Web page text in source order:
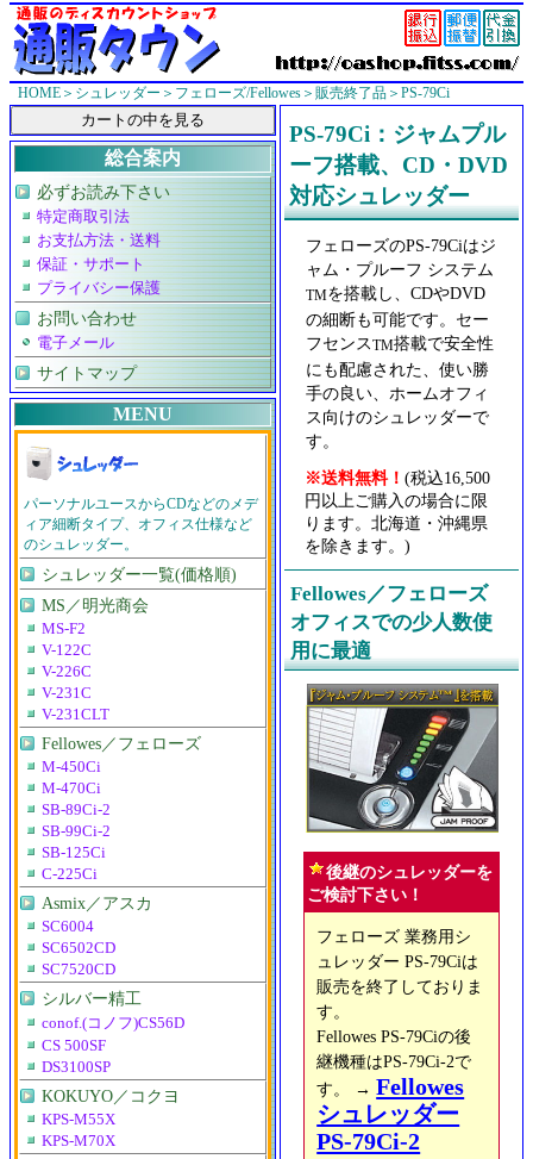
PS-79Ci：ジャムプル
ーフ搭載、CD・DVD
対応シュレッダー
フェローズのPS-79Ciはジ
ャム・プルーフ システム
TMを搭載し、CDやDVD
の細断も可能です。セー
フセンスTM搭載で安全性
にも配慮された、使い勝
手の良い、ホームオフィ
ス向けのシュレッダーで
す。
※送料無料！ (税込16,500
円以上ご購入の場合に限
ります。北海道・沖縄県
を除きます。)
Fellowes／フェローズ
オフィスでの少人数使
用に最適
後継のシュレッダーを
ご検討下さい！
フェローズ 業務用シ
ュレッダー PS-79Ciは
販売を終了しておりま
す。
Fellowes PS-79Ciの後
継機種はPS-79Ci-2で
す。 → Fellowes
シュレッダー
PS-79Ci-2
総合案内
必ずお読み下さい
特定商取引法
お支払方法・送料
保証・サポート
プライバシー保護
お問い合わせ
電子メール
サイトマップ
MENU
パーソナルユースからCDなどのメデ
ィア細断タイプ、オフィス仕様など
のシュレッダー。
シュレッダー一覧(価格順)
MS／明光商会
MS-F2
V-122C
V-226C
V-231C
V-231CLT
Fellowes／フェローズ
M-450Ci
M-470Ci
SB-89Ci-2
SB-99Ci-2
SB-125Ci
C-225Ci
Asmix／アスカ
SC6004
SC6502CD
SC7520CD
シルバー精工
conof.(コノフ)CS56D
CS 500SF
DS3100SP
KOKUYO／コクヨ
KPS-M55X
KPS-M70X
HOME ＞ シュレッダー ＞ フェローズ/Fellowes ＞ 販売終了品 ＞PS-79Ci